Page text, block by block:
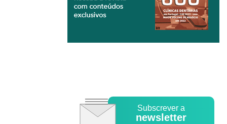
Subscrever a
newsletter